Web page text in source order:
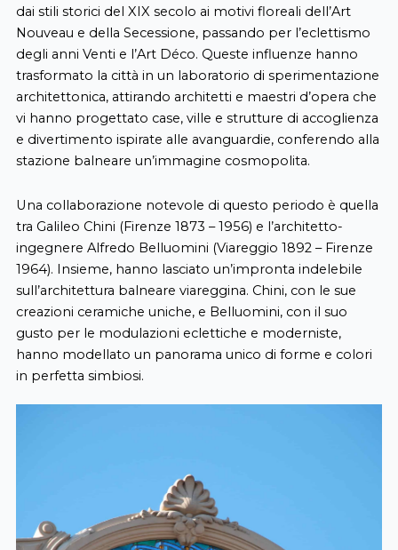
dai stili storici del XIX secolo ai motivi floreali dell’Art
Nouveau e della Secessione, passando per l’eclettismo
degli anni Venti e l’Art Déco. Queste influenze hanno
trasformato la città in un laboratorio di sperimentazione
architettonica, attirando architetti e maestri d’opera che
vi hanno progettato case, ville e strutture di accoglienza
e divertimento ispirate alle avanguardie, conferendo alla
stazione balneare un’immagine cosmopolita.
Una collaborazione notevole di questo periodo è quella
tra Galileo Chini (Firenze 1873 – 1956) e l’architetto-
ingegnere Alfredo Belluomini (Viareggio 1892 – Firenze
1964). Insieme, hanno lasciato un’impronta indelebile
sull’architettura balneare viareggina. Chini, con le sue
creazioni ceramiche uniche, e Belluomini, con il suo
gusto per le modulazioni eclettiche e moderniste,
hanno modellato un panorama unico di forme e colori
in perfetta simbiosi.